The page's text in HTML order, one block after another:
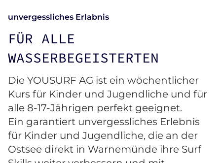
unvergessliches Erlabnis
FÜR ALLE
WASSERBEGEISTERTEN
Die YOUSURF AG ist ein wöchentlicher
Kurs für Kinder und Jugendliche und für
alle 8-17-Jährigen perfekt geeignet.
Ein garantiert unvergessliches Erlebnis
für Kinder und Jugendliche, die an der
Ostsee direkt in Warnemünde ihre Surf